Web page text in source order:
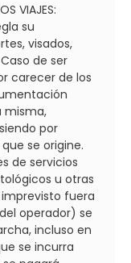
VIAJES:
su
visados,
de ser
carecer de los
misma,
por
se origine.
de servicios
u otras
fuera
operador) se
incluso en
se incurra